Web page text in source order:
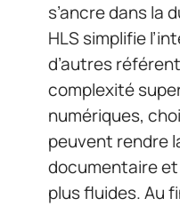
s’ancre dans la
HLS simplifie
d’autres
complexité
numériques,
peuvent rendre
documentaire
plus fluides. Au